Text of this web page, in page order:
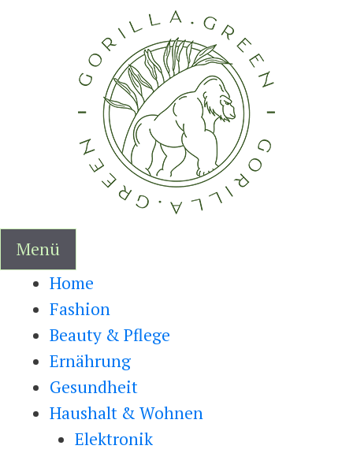
Menü
Home
Fashion
Beauty & Pflege
Ernährung
Gesundheit
Haushalt & Wohnen
Elektronik